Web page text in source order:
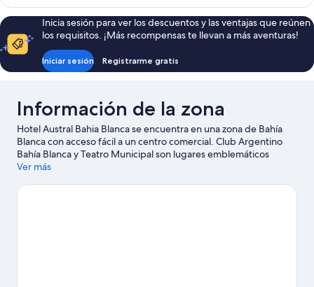
estándar,
cama
Queen
size
Inicia sesión para ver los descuentos y las ventajas que reúnen
los requisitos. ¡Más recompensas te llevan a más aventuras!
Iniciar sesión Registrarme gratis
Información de la zona
Hotel Austral Bahia Blanca se encuentra en una zona de Bahía
Blanca con acceso fácil a un centro comercial. Club Argentino
Bahía Blanca y Teatro Municipal son lugares emblemáticos
locales, y la belleza natural del área puede apreciarse en Plaza 9
para practicar en alguno de los campos de la zona o, si prefieres
Ver más